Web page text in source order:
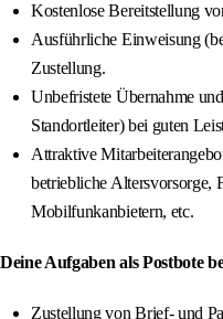
Kostenlose Bereitstellung
Ausführliche Einweisung
Zustellung.
Unbefristete Übernahme
Standortleiter) bei guten
Attraktive
betriebliche Altersvorsorge,
Mobilfunkanbietern, etc.
Deine Aufgaben als Postbote
Zustellung von Brief- und